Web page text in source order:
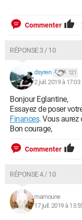
Commenter
RÉPONSE 3 / 10
dsyren 121
2 juil. 2019 à 17:03
Bonjour Eglantine,
Essayez de poser
Finances. Vous aurez
Bon courage,
Commenter
RÉPONSE 4 / 10
mamoune
17 juil. 2019 à